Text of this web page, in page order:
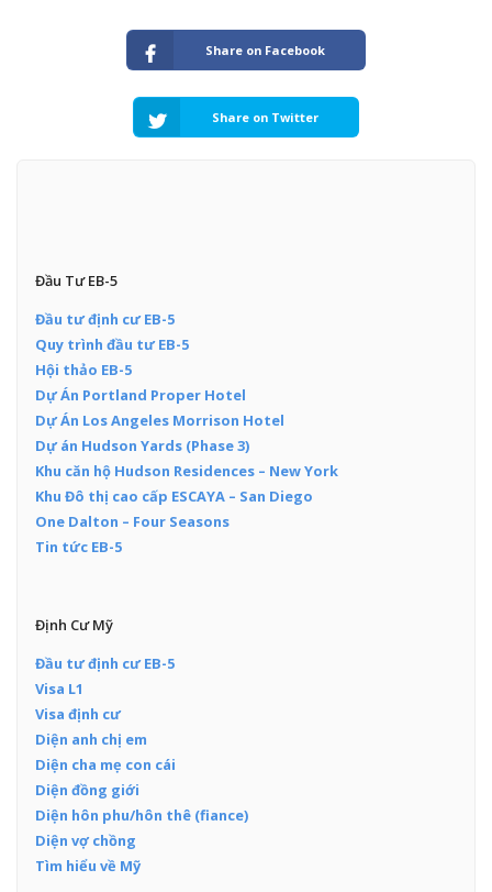
Share on Facebook
Share on Twitter
Đầu Tư EB-5
Đầu tư định cư EB-5
Quy trình đầu tư EB-5
Hội thảo EB-5
Dự Án Portland Proper Hotel
Dự Án Los Angeles Morrison Hotel
Dự án Hudson Yards (Phase 3)
Khu căn hộ Hudson Residences – New York
Khu Đô thị cao cấp ESCAYA – San Diego
One Dalton – Four Seasons
Tin tức EB-5
Định Cư Mỹ
Đầu tư định cư EB-5
Visa L1
Visa định cư
Diện anh chị em
Diện cha mẹ con cái
Diện đồng giới
Diện hôn phu/hôn thê (fiance)
Diện vợ chồng
Tìm hiểu về Mỹ